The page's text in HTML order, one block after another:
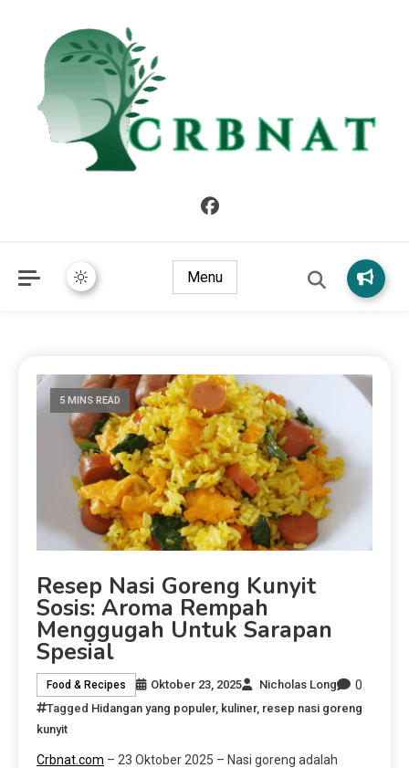
Menu
5 MINS READ
Resep Nasi Goreng Kunyit
Sosis: Aroma Rempah
Menggugah Untuk Sarapan
Spesial
Food & Recipes Oktober 23, 2025 Nicholas Long 0
Tagged Hidangan yang populer, kuliner, resep nasi goreng
kunyit
Crbnat.com – 23 Oktober 2025 – Nasi goreng adalah